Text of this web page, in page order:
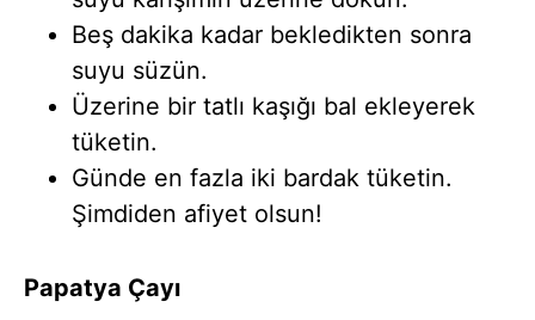
Beş dakika kadar bekledikten sonra
suyu süzün.
Üzerine bir tatlı kaşığı bal ekleyerek
tüketin.
Günde en fazla iki bardak tüketin.
Şimdiden afiyet olsun!
Papatya Çayı